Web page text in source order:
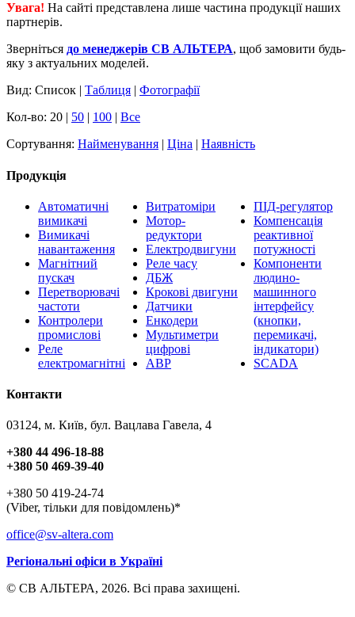
Увага! На сайті представлена лише частина продукції наших
партнерів.
Зверніться до менеджерів СВ АЛЬТЕРА, щоб замовити будь-
яку з актуальних моделей.
Вид: Список | Таблиця | Фотографії
Кол-во: 20 | 50 | 100 | Все
Сортування: Найменування | Ціна | Наявність
Продукція
Автоматичні
вимикачі
Вимикачі
навантаження
Магнітний
пускач
Перетворювачі
частоти
Контролери
промислові
Реле
електромагнітні
Витратоміри
Мотор-
редуктори
Електродвигуни
Реле часу
ДБЖ
Крокові двигуни
Датчики
Енкодери
Мультиметри
цифрові
АВР
ПІД-регулятор
Компенсація
реактивної
потужності
Компоненти
людино-
машинного
інтерфейсу
(кнопки,
перемикачі,
індикатори)
SCADA
Контакти
03124, м. Київ, бул. Вацлава Гавела, 4
+380 44 496-18-88
+380 50 469-39-40
+380 50 419-24-74
(Viber, тільки для повідомлень)*
office@sv-altera.com
Регіональні офіси в Україні
© СВ АЛЬТЕРА, 2026. Всі права захищені.